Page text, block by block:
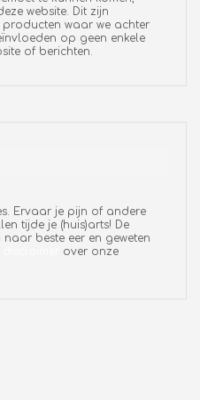
website. Dit zijn
waar we achter
op geen enkele
of berichten.
Ervaar je pijn of andere
tijde je (huis)arts! De
beste eer en geweten
over onze